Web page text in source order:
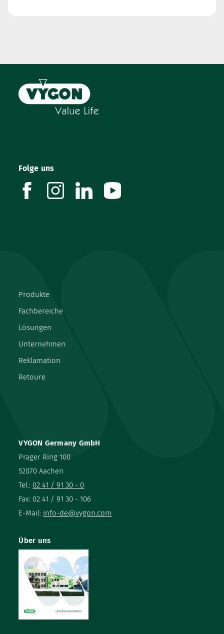
VYGON Germany GmbH
Prager Ring 100
52070 Aachen
Tel.: 02 41 / 91 30 - 0
Fax: 02 41 / 91 30 - 106
E-Mail: info-de@vygon.com
Produkte
Fachbereiche
Lösungen
Unternehmen
Reklamation
Retoure
Über uns
Folge uns